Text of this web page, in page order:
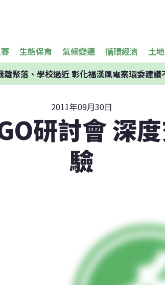
生態保育 氣候變遷 循環經濟 土
離聚落、學校過近 彰化福漢風電案環委建議
2011年09月30日
研討會 深
驗